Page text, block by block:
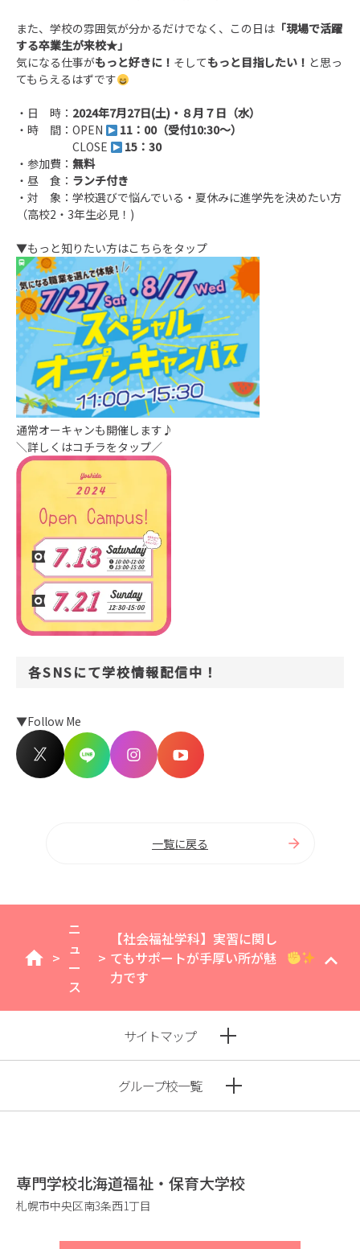
また、学校の雰囲気が分かるだけでなく、この日は 「現場で活躍
する卒業生が来校★」
気になる仕事がもっと好きに！ そしてもっと目指したい！ と思っ
てもらえるはずです
・日 時： 2024年7月27日(土)・８月７日（水）
・時 間：OPEN
11：00（受付10:30～）
CLOSE
15：30
・参加費： 無料
・昼 食： ランチ付き
・対 象：学校選びで悩んでいる・夏休みに進学先を決めたい方
（高校2・3年生必見！ )
▼もっと知りたい方はこちらをタップ
通常オーキャンも開催します♪
＼詳しくはコチラをタップ／
各SNSにて学校情報配信中！
▼Follow Me
一覧に戻る
home
>
ニ
ュ
ー
ス
>
【社会福祉学科】実習に関し
てもサポートが手厚い所が魅
力です
サイトマップ
グループ校一覧
専門学校北海道福祉・保育大学校
札幌市中央区南3条西1丁目